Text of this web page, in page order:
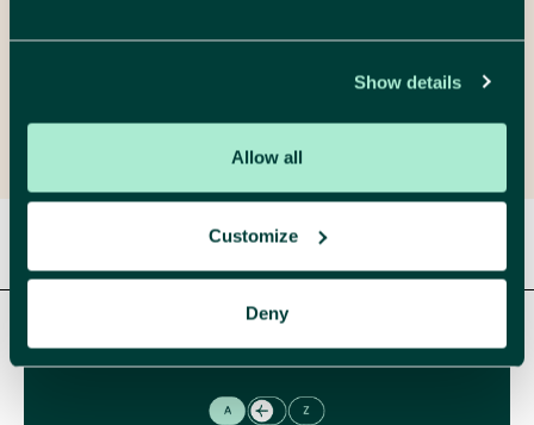
Show details
Allow all
Customize
Deny
Wouter Mille
Mail me
Gerelateerde artikelen